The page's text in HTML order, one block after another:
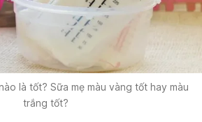
là tốt? Sữa mẹ màu vàng tốt hay màu
trắng tốt?